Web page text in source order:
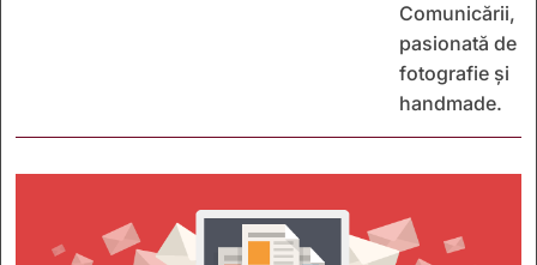
Comunicării,
pasionată de
fotografie și
handmade.